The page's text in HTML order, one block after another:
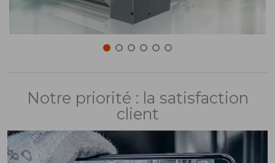
Notre priorité : la satisfaction
client